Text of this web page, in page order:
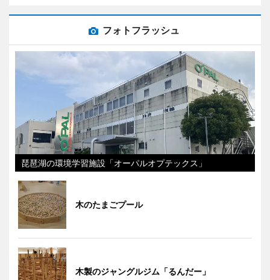
フォトフラッシュ
琵琶湖の環境学習施設「オーパルオプテックス」
木のたまごプール
木製のジャングルジム「るんだー」